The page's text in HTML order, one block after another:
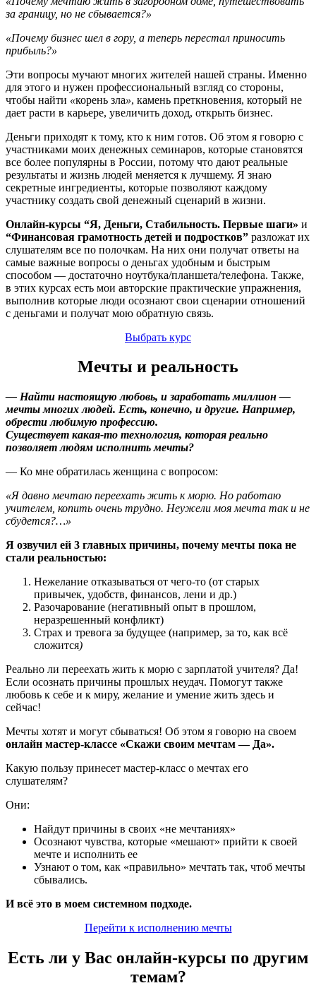
за границу, но не сбывается?»
«Почему бизнес шел в гору, а теперь перестал приносить
прибыль?»
Эти вопросы мучают многих жителей нашей страны. Именно
для этого и нужен профессиональный взгляд со стороны,
чтобы найти «корень зла», камень преткновения, который не
дает расти в карьере, увеличить доход, открыть бизнес.
Деньги приходят к тому, кто к ним готов. Об этом я говорю с
участниками моих денежных семинаров, которые становятся
все более популярны в России, потому что дают реальные
результаты и жизнь людей меняется к лучшему. Я знаю
секретные ингредиенты, которые позволяют каждому
участнику создать свой денежный сценарий в жизни.
Онлайн-курсы “Я, Деньги, Стабильность. Первые шаги» и
“Финансовая грамотность детей и подростков” разложат их
слушателям все по полочкам. На них они получат ответы на
самые важные вопросы о деньгах удобным и быстрым
способом — достаточно ноутбука/планшета/телефона. Также,
в этих курсах есть мои авторские практические упражнения,
выполнив которые люди осознают свои сценарии отношений
с деньгами и получат мою обратную связь.
Выбрать курс
Мечты и реальность
— Найти настоящую любовь, и заработать миллион —
мечты многих людей. Есть, конечно, и другие. Например,
обрести любимую профессию.
Существует какая-то технология, которая реально
позволяет людям исполнить мечты?
— Ко мне обратилась женщина с вопросом:
«Я давно мечтаю переехать жить к морю. Но работаю
учителем, копить очень трудно. Неужели моя мечта так и не
сбудется?…»
Я озвучил ей 3 главных причины, почему мечты пока не
стали реальностью:
Нежелание отказываться от чего-то (от старых
привычек, удобств, финансов, лени и др.)
Разочарование (негативный опыт в прошлом,
неразрешенный конфликт)
Страх и тревога за будущее (например, за то, как всё
сложится)
Реально ли переехать жить к морю с зарплатой учителя? Да!
Если осознать причины прошлых неудач. Помогут также
любовь к себе и к миру, желание и умение жить здесь и
сейчас!
Мечты хотят и могут сбываться! Об этом я говорю на своем
онлайн мастер-классе «Скажи своим мечтам — Да».
Какую пользу принесет мастер-класс о мечтах его
слушателям?
Они:
Найдут причины в своих «не мечтаниях»
Осознают чувства, которые «мешают» прийти к своей
мечте и исполнить ее
Узнают о том, как «правильно» мечтать так, чтоб мечты
сбывались.
И всё это в моем системном подходе.
Перейти к исполнению мечты
Есть ли у Вас онлайн-курсы по другим
темам?